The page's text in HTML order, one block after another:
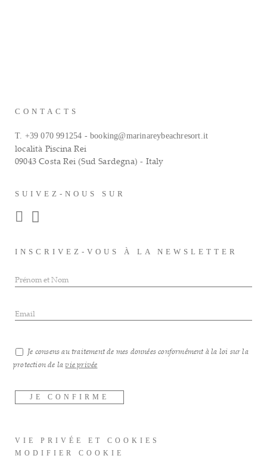
CONTACTS
T. +39 070 991254 -booking@marinareybeachresort.it
località Piscina Rei
09043 Costa Rei (Sud Sardegna) - Italy
SUIVEZ-NOUS SUR
INSCRIVEZ-VOUS À LA NEWSLETTER
Je consens au traitement de mes données conformément à la loi sur la
protection de lavie privée
VIE PRIVÉE ET COOKIES
MODIFIER COOKIE